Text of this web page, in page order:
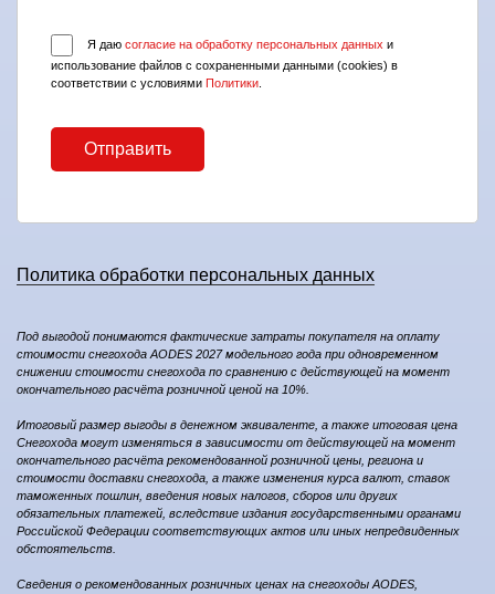
Я даю согласие на обработку персональных данных и
использование файлов с сохраненными данными (cookies) в
соответствии с условиями Политики.
Политика обработки персональных данных
Под выгодой понимаются фактические затраты покупателя на оплату
стоимости снегохода AODES 2027 модельного года при одновременном
снижении стоимости снегохода по сравнению с действующей на момент
окончательного расчёта розничной ценой на 10%.
Итоговый размер выгоды в денежном эквиваленте, а также итоговая цена
Снегохода могут изменяться в зависимости от действующей на момент
окончательного расчёта рекомендованной розничной цены, региона и
стоимости доставки снегохода, а также изменения курса валют, ставок
таможенных пошлин, введения новых налогов, сборов или других
обязательных платежей, вследствие издания государственными органами
Российской Федерации соответствующих актов или иных непредвиденных
обстоятельств.
Сведения о рекомендованных розничных ценах на снегоходы AODES,